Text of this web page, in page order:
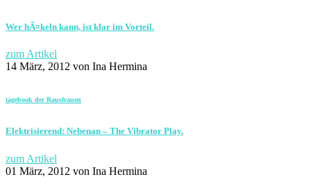
Wer hÃ¤keln kann, ist klar im Vorteil.
zum Artikel
14 März, 2012 von Ina Hermina
tagebook der Rausfrauen
Elektrisierend: Nebenan – The Vibrator Play.
zum Artikel
01 März, 2012 von Ina Hermina